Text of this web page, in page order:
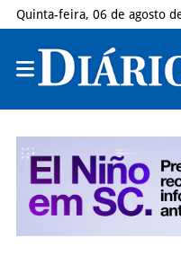
Quinta-feira, 06 de agosto